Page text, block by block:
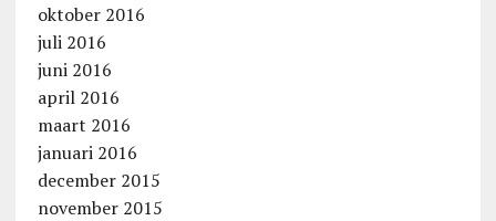
oktober 2016
juli 2016
juni 2016
april 2016
maart 2016
januari 2016
december 2015
november 2015